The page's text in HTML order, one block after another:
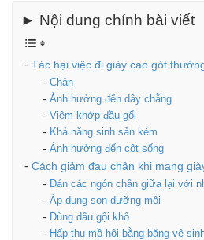
► Nội dung chính bài viết
Tác hại việc đi giày cao gót
Chân
Ảnh hưởng đến dây chằng
Viêm khớp đầu gối
Khả năng sinh sản kém
Ảnh hưởng đến cột sống
Cách giảm đau chân khi mang
Dán các ngón chân giữa lại với
Áp dụng son dưỡng môi
Dùng dầu gội khô
Hấp thụ mồ hôi bằng băng vệ